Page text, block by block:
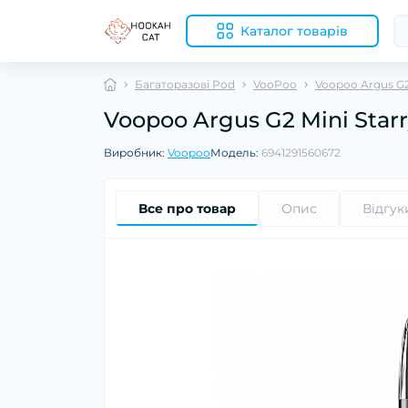
Каталог товарів
Багаторазові Pod VooPoo Voopoo Argus
Voopoo Argus G2 Mini
Виробник: VoopooМодель: 6941291560672
Все про товар Опис